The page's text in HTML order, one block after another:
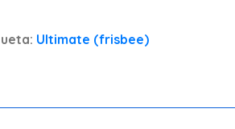
Ultimate (frisbee)